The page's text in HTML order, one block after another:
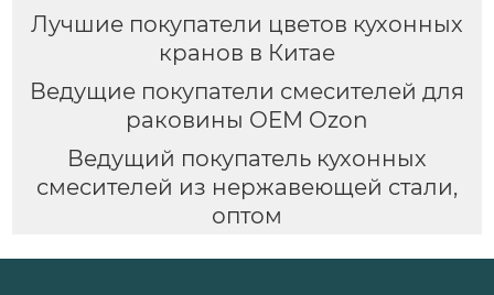
Лучшие покупатели цветов кухонных
кранов в Китае
Ведущие покупатели смесителей для
раковины OEM Ozon
Ведущий покупатель кухонных
смесителей из нержавеющей стали,
оптом